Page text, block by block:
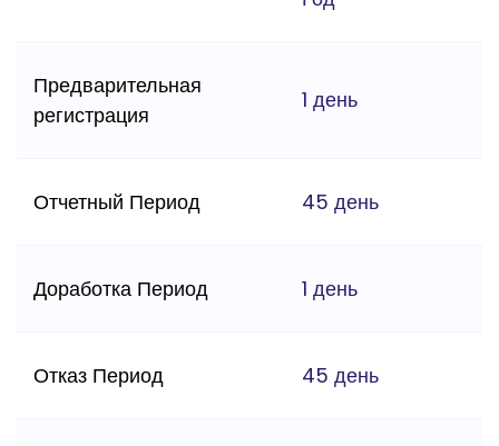
Предварительная
регистрация
1 день
Отчетный Период 45 день
Доработка Период 1 день
Отказ Период 45 день